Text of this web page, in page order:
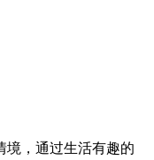
境，通过生活有趣的